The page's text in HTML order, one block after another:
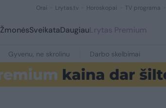
Orai Lrytas.tv Horoskopai TV programa
ŽmonėsSveikataDaugiauLrytas Premium
Gyvenu, ne skrolinu Darbo skelbimai